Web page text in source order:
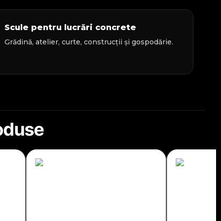
Scule pentru lucrări concrete
Grădină, atelier, curte, construcții și gospodărie.